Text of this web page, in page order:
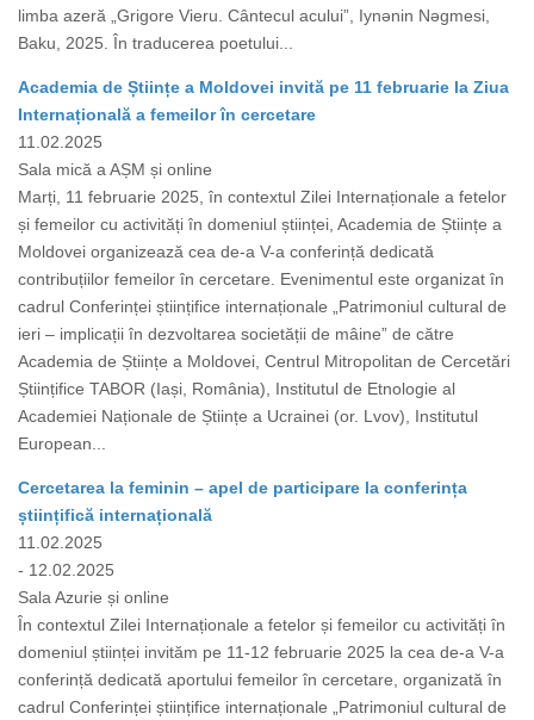
limba azeră „Grigore Vieru. Cântecul acului”, Iynǝnin Nǝgmesi,
Baku, 2025. În traducerea poetului...
Academia de Științe a Moldovei invită pe 11 februarie la Ziua
Internațională a femeilor în cercetare
11.02.2025
Sala mică a AȘM și online
Marți, 11 februarie 2025, în contextul Zilei Internaționale a fetelor
și femeilor cu activități în domeniul științei, Academia de Științe a
Moldovei organizează cea de-a V-a conferință dedicată
contribuțiilor femeilor în cercetare. Evenimentul este organizat în
cadrul Conferinței științifice internaționale „Patrimoniul cultural de
ieri – implicații în dezvoltarea societății de mâine” de către
Academia de Științe a Moldovei, Centrul Mitropolitan de Cercetări
Științifice TABOR (Iași, România), Institutul de Etnologie al
Academiei Naționale de Științe a Ucrainei (or. Lvov), Institutul
European...
Cercetarea la feminin – apel de participare la conferința
științifică internațională
11.02.2025
- 12.02.2025
Sala Azurie și online
În contextul Zilei Internaționale a fetelor și femeilor cu activități în
domeniul științei invităm pe 11-12 februarie 2025 la cea de-a V-a
conferință dedicată aportului femeilor în cercetare, organizată în
cadrul Conferinței științifice internaționale „Patrimoniul cultural de